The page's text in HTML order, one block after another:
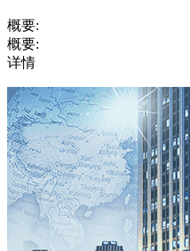
概要:
概要:
详情